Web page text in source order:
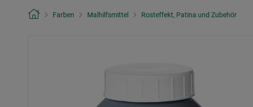
Farben Malhilfsmittel Rosteffekt, Patina und Zubehör